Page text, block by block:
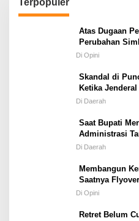
Terpopuler
Atas Dugaan
Perubahan
Masyarakat
Di Opini
Skandal di
Di Daerah
Saat Bupati
Administrasi
Di Daerah
Membangun
Saatnya
Kota
Di Opini
Retret Belum